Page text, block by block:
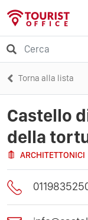
Torna alla lista
Castello
della
ARCHITETTONICI